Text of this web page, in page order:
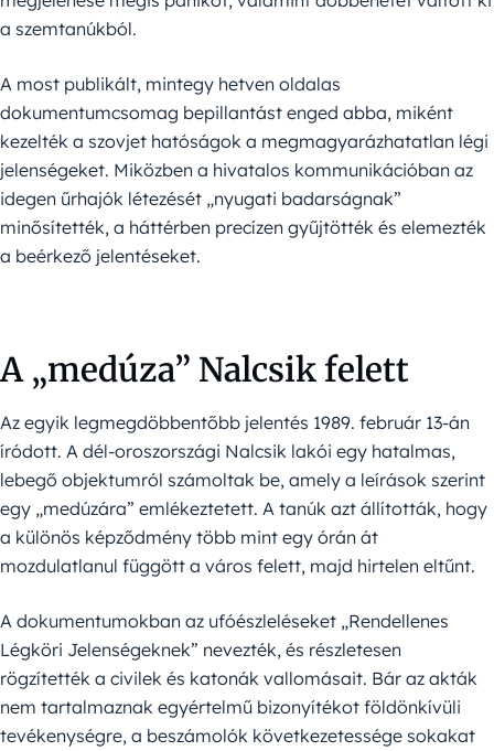
a szemtanúkból.
A most publikált, mintegy hetven oldalas
dokumentumcsomag bepillantást enged abba, miként
kezelték a szovjet hatóságok a megmagyarázhatatlan légi
jelenségeket. Miközben a hivatalos kommunikációban az
idegen űrhajók létezését „nyugati badarságnak”
minősítették, a háttérben precízen gyűjtötték és elemezték
a beérkező jelentéseket.
A „medúza” Nalcsik felett
Az egyik legmegdöbbentőbb jelentés 1989. február 13-án
íródott. A dél-oroszországi Nalcsik lakói egy hatalmas,
lebegő objektumról számoltak be, amely a leírások szerint
egy „medúzára” emlékeztetett. A tanúk azt állították, hogy
a különös képződmény több mint egy órán át
mozdulatlanul függött a város felett, majd hirtelen eltűnt.
A dokumentumokban az ufóészleléseket „Rendellenes
Légköri Jelenségeknek” nevezték, és részletesen
rögzítették a civilek és katonák vallomásait. Bár az akták
nem tartalmaznak egyértelmű bizonyítékot földönkívüli
tevékenységre, a beszámolók következetessége sokakat